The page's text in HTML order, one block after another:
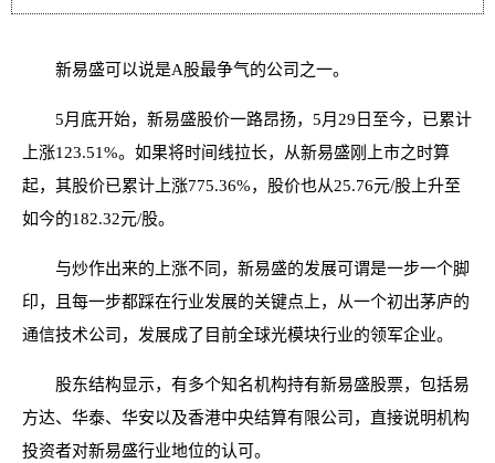
新易盛可以说是A股最争气的公司之一。
5月底开始，新易盛股价一路昂扬，5月29日至今，已累计
上涨123.51%。如果将时间线拉长，从新易盛刚上市之时算
起，其股价已累计上涨775.36%，股价也从25.76元/股上升至
如今的182.32元/股。
与炒作出来的上涨不同，新易盛的发展可谓是一步一个脚
印，且每一步都踩在行业发展的关键点上，从一个初出茅庐的
通信技术公司，发展成了目前全球光模块行业的领军企业。
股东结构显示，有多个知名机构持有新易盛股票，包括易
方达、华泰、华安以及香港中央结算有限公司，直接说明机构
投资者对新易盛行业地位的认可。